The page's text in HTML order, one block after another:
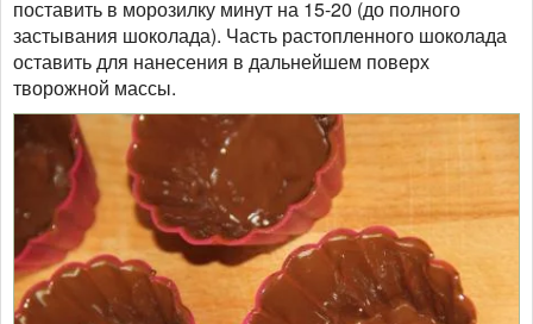
поставить в морозилку минут на 15-20 (до полного
застывания шоколада). Часть растопленного шоколада
оставить для нанесения в дальнейшем поверх
творожной массы.